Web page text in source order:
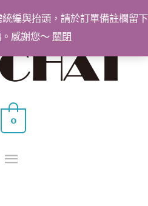
編與抬頭，請於訂單備註欄留下
感謝您～ 關閉
要
選
0